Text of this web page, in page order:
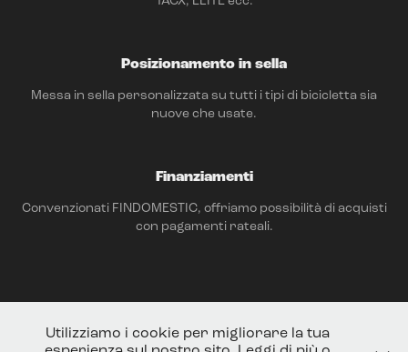
Posizionamento in sella
Messa in sella personalizzata su tutti i tipi di bicicletta sia
nuove che usate.
Finanziamenti
Convenzionati FINDOMESTIC, offriamo possibilità di acquisti
con pagamenti rateali.
Utilizziamo i cookie per migliorare la tua